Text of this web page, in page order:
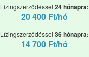
Lízingszerződéssel 24 hónapra:
20 400 Ft/hó
Lízingszerződéssel 36 hónapra:
14 700 Ft/hó